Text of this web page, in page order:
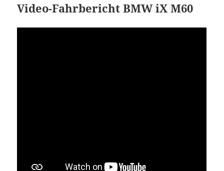
Video-Fahrbericht BMW iX M60